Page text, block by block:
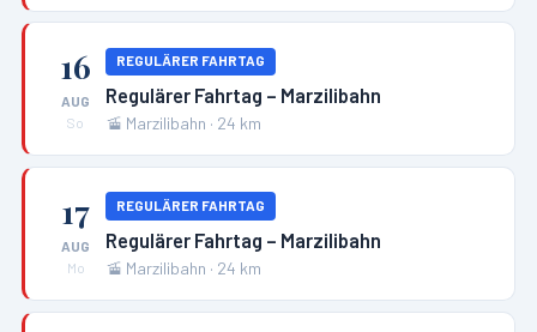
16
AUG
So
REGULÄRER FAHRTAG
Regulärer Fahrtag – Marzilibahn
🚡 Marzilibahn · 24 km
17
AUG
Mo
REGULÄRER FAHRTAG
Regulärer Fahrtag – Marzilibahn
🚡 Marzilibahn · 24 km